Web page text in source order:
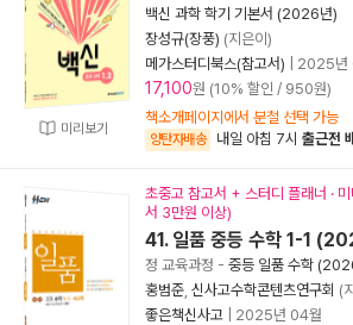
미리보기
백신 과학 학기 기본서 (2026년)
장성규(장풍) (지은이)
메가스터디북스(참고서)
2025년
17,100원 (10% 할인 / 950원)
책소개페이지에서 분철 선택 가능
양탄자배송 내일 아침 7시 출근전
초중고 참고서 + 스터디 플래너 ·
서 3만원 이상)
41. 일품 중등 수학 1-1
정 교육과정 - 중등 일품 수학
홍범준 신사고수학콘텐츠연구회 (
좋은책신사고
2025년 04월